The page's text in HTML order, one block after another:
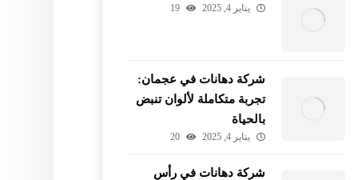
يناير 4, 2025 19
شركة دهانات في عجمان:
تجربة متكاملة لألوان تنبض
بالحياة
يناير 4, 2025 20
شركة دهانات في رأس